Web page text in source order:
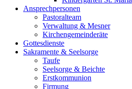
Ansprechpersonen
Pastoralteam
Verwaltung & Mesner
Kirchengemeinderäte
Gottesdienste
Sakramente & Seelsorge
Taufe
Seelsorge & Beichte
Erstkommunion
Firmung